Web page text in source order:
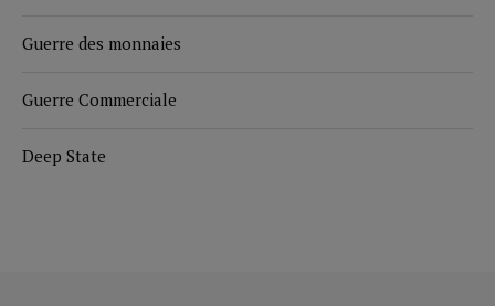
Guerre des monnaies
Guerre Commerciale
Deep State